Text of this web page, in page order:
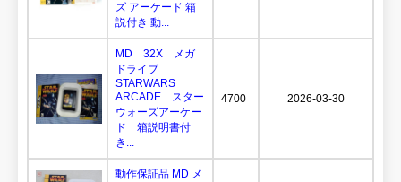
ズ アーケード 箱
説付き 動...
MD 32X メガ
ドライブ
STARWARS
ARCADE スター
ウォーズアーケー
ド 箱説明書付
き...
4700 2026-03-30
動作保証品 MD メ